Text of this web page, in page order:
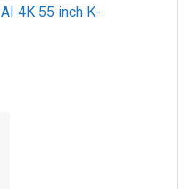
4K 55 inch K-